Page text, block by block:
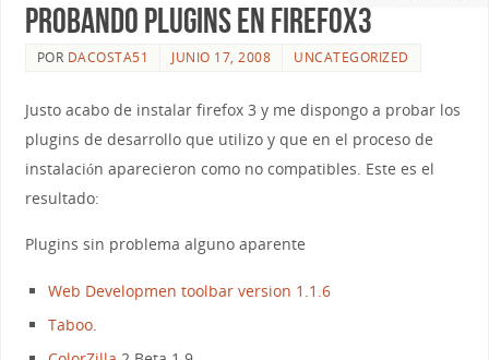
probando plugins en Firefox3
POR DACOSTA51 JUNIO 17, 2008 UNCATEGORIZED
Justo acabo de instalar firefox 3 y me dispongo a probar los
plugins de desarrollo que utilizo y que en el proceso de
instalación aparecieron como no compatibles. Este es el
resultado:
Plugins sin problema alguno aparente
Web Developmen toolbar version 1.1.6
Taboo.